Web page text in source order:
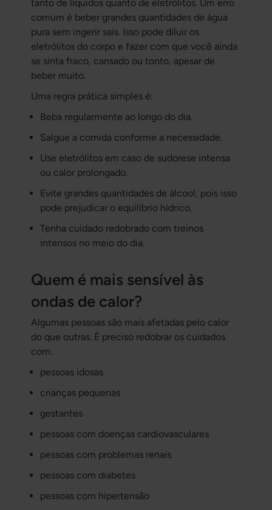
tanto de líquidos quanto de eletrólitos. Um erro
comum é beber grandes quantidades de água
pura sem ingerir sais. Isso pode diluir os
eletrólitos do corpo e fazer com que você ainda
se sinta fraco, cansado ou tonto, apesar de
beber muito.
Uma regra prática simples é:
Beba regularmente ao longo do dia.
Salgue a comida conforme a necessidade.
Use eletrólitos em caso de sudorese intensa
ou calor prolongado.
Evite grandes quantidades de álcool, pois isso
pode prejudicar o equilíbrio hídrico.
Tenha cuidado redobrado com treinos
intensos no meio do dia.
Quem é mais sensível às
ondas de calor?
Algumas pessoas são mais afetadas pelo calor
do que outras. É preciso redobrar os cuidados
com:
pessoas idosas
crianças pequenas
gestantes
pessoas com doenças cardiovasculares
pessoas com problemas renais
pessoas com diabetes
pessoas com hipertensão